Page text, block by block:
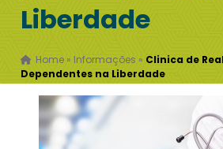
Liberdade
Home » Informações » Clinica de
Dependentes na Liberdade